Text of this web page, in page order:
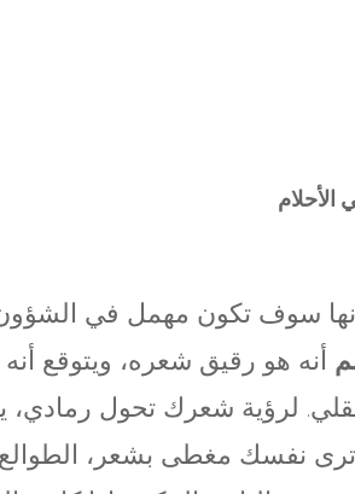
الأحلام
سوف تكون مهمل في
أنه هو رقيق شعره، ويتوقع
لرؤية شعرك تحول رمادي،
ترى نفسك مغطى بشعر،